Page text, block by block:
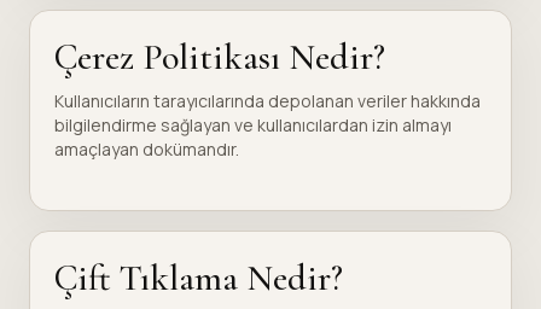
Çerez Politikası Nedir?
Kullanıcıların tarayıcılarında depolanan veriler hakkında
bilgilendirme sağlayan ve kullanıcılardan izin almayı
amaçlayan dokümandır.
Çift Tıklama Nedir?